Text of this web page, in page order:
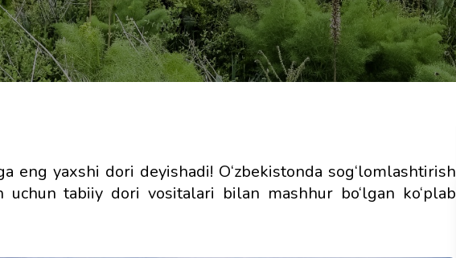
eng yaxshi dori deyishadi! O‘zbekistonda sog‘lomlashtirish
tabiiy dori vositalari bilan mashhur bo‘lgan ko‘plab